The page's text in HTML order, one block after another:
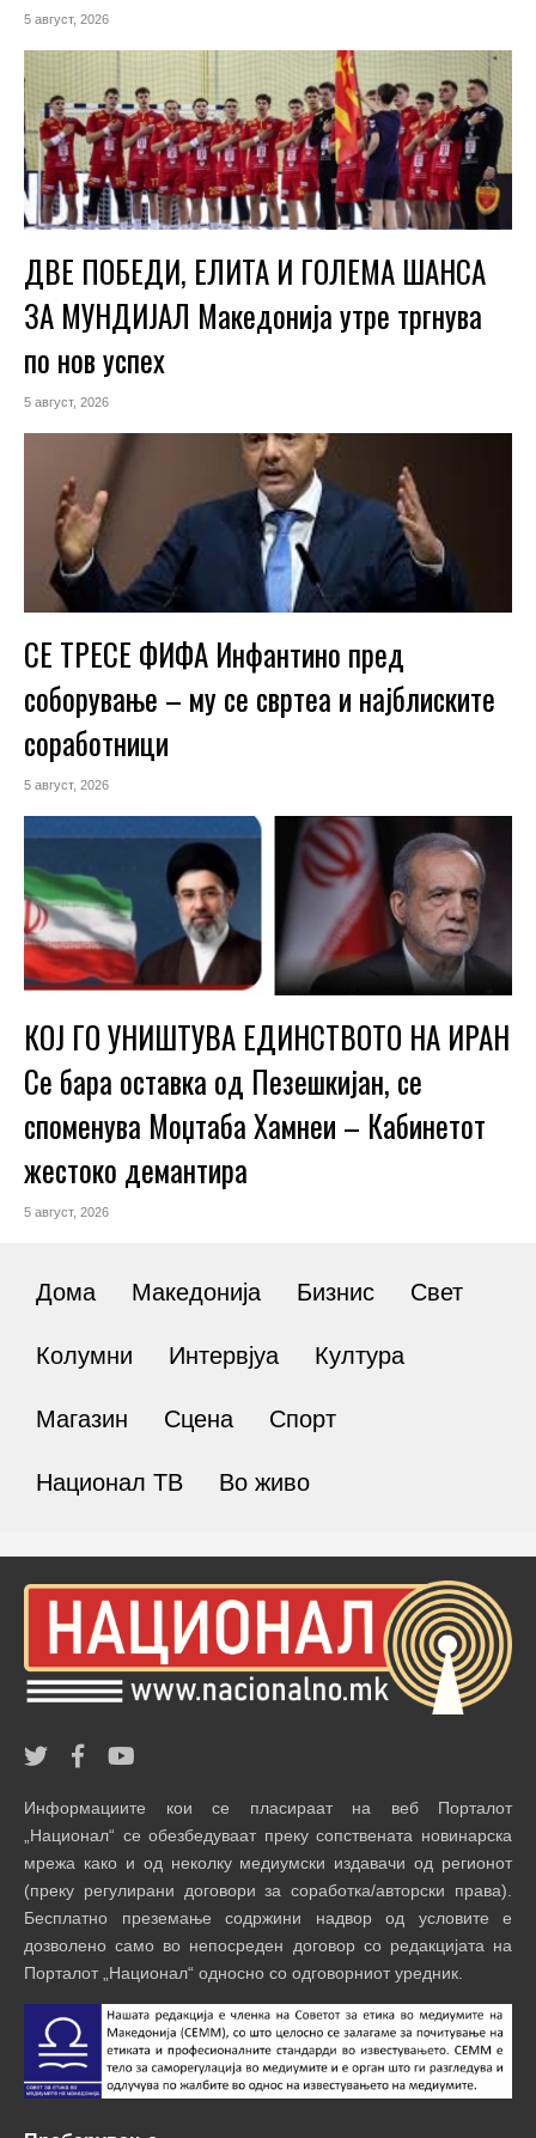
5 август, 2026
ДВЕ ПОБЕДИ, ЕЛИТА И ГОЛЕМА ШАНСА
ЗА МУНДИЈАЛ Македонија утре тргнува
по нов успех
5 август, 2026
СЕ ТРЕСЕ ФИФА Инфантино пред
соборување – му се свртеа и најблиските
соработници
5 август, 2026
КОЈ ГО УНИШТУВА ЕДИНСТВОТО НА ИРАН
Се бара оставка од Пезешкијан, се
споменува Моџтаба Хамнеи – Кабинетот
жестоко демантира
5 август, 2026
Дома Македонија Бизнис Свет
Колумни Интервјуа Култура
Магазин Сцена Спорт
Национал ТВ Во живо
Информациите кои се пласираат на веб Порталот
„Национал“ се обезбедуваат преку сопствената новинарска
мрежа како и од неколку медиумски издавачи од регионот
(преку регулирани договори за соработка/авторски права).
Бесплатно преземање содржини надвор од условите е
дозволено само во непосреден договор со редакцијата на
Порталот „Национал“ односно со одговорниот уредник.